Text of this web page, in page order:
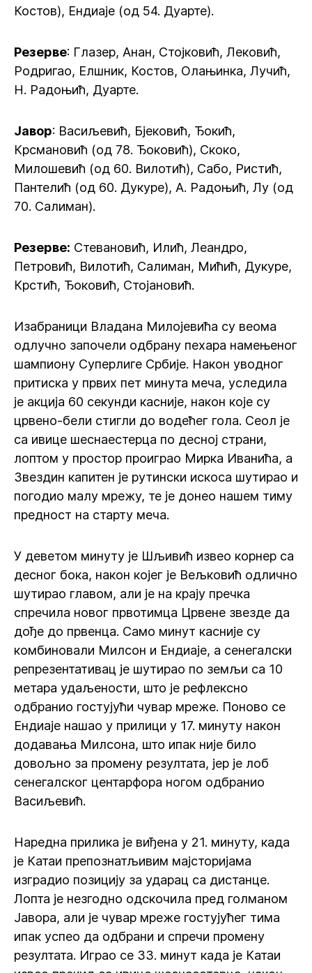
Костов), Ендиаје (од 54. Дуарте).
Резерве: Глазер, Анан, Стојковић, Лековић,
Родригао, Елшник, Костов, Олањинка, Лучић,
Н. Радоњић, Дуарте.
Јавор: Васиљевић, Бјековић, Ђокић,
Крсмановић (од 78. Ђоковић), Скоко,
Милошевић (од 60. Вилотић), Сабо, Ристић,
Пантелић (од 60. Дукуре), А. Радоњић, Лу (од
70. Салиман).
Резерве: Стевановић, Илић, Леандро,
Петровић, Вилотић, Салиман, Мићић, Дукуре,
Крстић, Ђоковић, Стојановић.
Изабраници Владана Милојевића су веома
одлучно започели одбрану пехара намењеног
шампиону Суперлиге Србије. Након уводног
притиска у првих пет минута меча, уследила
је акција 60 секунди касније, након које су
црвено-бели стигли до водећег гола. Сеол је
са ивице шеснаестерца по десној страни,
лоптом у простор проиграо Мирка Иванића, а
Звездин капитен је рутински искоса шутирао и
погодио малу мрежу, те је донео нашем тиму
предност на старту меча.
У деветом минуту је Шљивић извео корнер са
десног бока, након којег је Вељковић одлично
шутирао главом, али је на крају пречка
спречила новог првотимца Црвене звезде да
дође до првенца. Само минут касније су
комбиновали Милсон и Ендиаје, а сенегалски
репрезентативац је шутирао по земљи са 10
метара удаљености, што је рефлексно
одбранио гостујући чувар мреже. Поново се
Ендиаје нашао у прилици у 17. минуту након
додавања Милсона, што ипак није било
довољно за промену резултата, јер је лоб
сенегалског центарфора ногом одбранио
Васиљевић.
Наредна прилика је виђена у 21. минуту, када
је Катаи препознатљивим мајсторијама
изградио позицију за ударац са дистанце.
Лопта је незгодно одскочила пред голманом
Јавора, али је чувар мреже гостујућег тима
ипак успео да одбрани и спречи промену
резултата. Играо се 33. минут када је Катаи